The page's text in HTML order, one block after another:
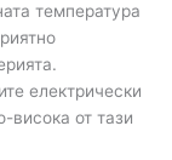
температура
електрически
висока от тази